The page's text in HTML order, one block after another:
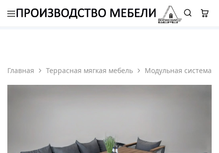
8 (987) 310 7777- ELETS.ROMAN@YANDEX.RU
Главная Террасная мягкая мебель Модульная система